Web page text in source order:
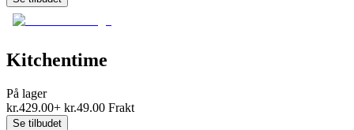
Kitchentime
På lager
kr.429.00+ kr.49.00 Frakt
Se tilbudet